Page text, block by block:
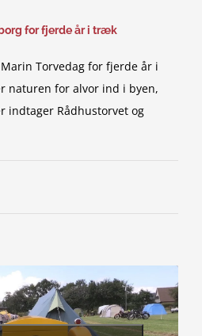
for fjerde år i træk
Torvedag for fjerde år i
naturen for alvor ind i byen,
indtager Rådhustorvet og